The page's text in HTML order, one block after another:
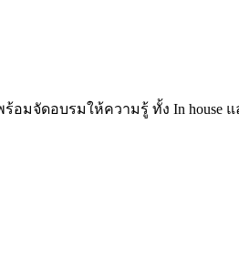
ร้อมจัดอบรมให้ความรู้ ทั้ง In